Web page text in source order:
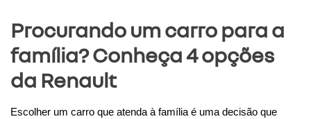
Procurando um carro para a
família? Conheça 4 opções
da Renault
Escolher um carro que atenda à família é uma decisão que